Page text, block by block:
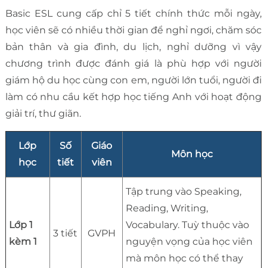
Basic ESL cung cấp chỉ 5 tiết chính thức mỗi ngày,
học viên sẽ có nhiều thời gian để nghỉ ngơi, chăm sóc
bản thân và gia đình, du lịch, nghỉ dưỡng vì vậy
chương trình được đánh giá là phù hợp với người
giám hộ du học cùng con em, người lớn tuổi, người đi
làm có nhu cầu kết hợp học tiếng Anh với hoạt động
giải trí, thư giãn.
Lớp
học
Số
tiết
Giáo
viên
Môn học
Lớp 1
kèm 1
3 tiết GVPH
Tập trung vào Speaking,
Reading, Writing,
Vocabulary. Tuỳ thuộc vào
nguyện vọng của học viên
mà môn học có thể thay